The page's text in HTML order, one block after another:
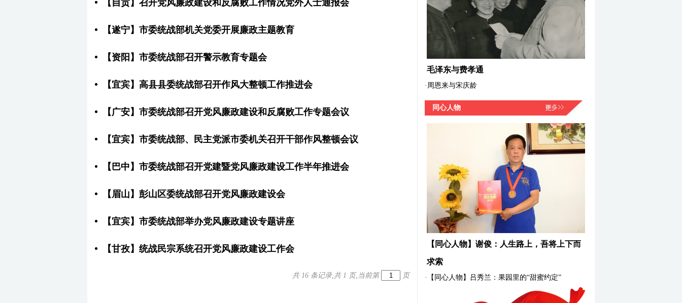
【自贡】召开党风廉政建设和反腐败工作情况党外人士通报会
【遂宁】市委统战部机关党委开展廉政主题教育
【资阳】市委统战部召开警示教育专题会
【宜宾】高县县委统战部召开作风大整顿工作推进会
【广安】市委统战部召开党风廉政建设和反腐败工作专题会议
【宜宾】市委统战部、民主党派市委机关召开干部作风整顿会议
【巴中】市委统战部召开党建暨党风廉政建设工作半年推进会
【眉山】彭山区委统战部召开党风廉政建设会
【宜宾】市委统战部举办党风廉政建设专题讲座
【甘孜】统战民宗系统召开党风廉政建设工作会
共 16 条记录,共 1 页,当前第 页
毛泽东与费孝通
· 周恩来与宋庆龄
同心人物
【同心人物】谢俊：人生路上，吾将上下而
求索
· 【同心人物】吕秀兰：果园里的“甜蜜约定”